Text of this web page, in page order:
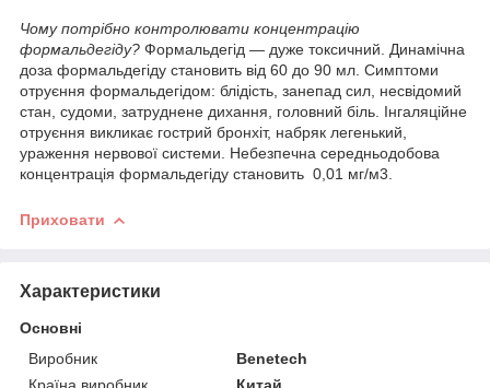
Чому потрібно контролювати концентрацію
формальдегіду? Формальдегід — дуже токсичний. Динамічна
доза формальдегіду становить від 60 до 90 мл. Симптоми
отруєння формальдегідом: блідість, занепад сил, несвідомий
стан, судоми, затруднене дихання, головний біль. Інгаляційне
отруєння викликає гострий бронхіт, набряк легенький,
ураження нервової системи. Небезпечна середньодобова
концентрація формальдегіду становить 0,01 мг/м3.
Приховати
Характеристики
Основні
Виробник
Benetech
Країна виробник
Китай